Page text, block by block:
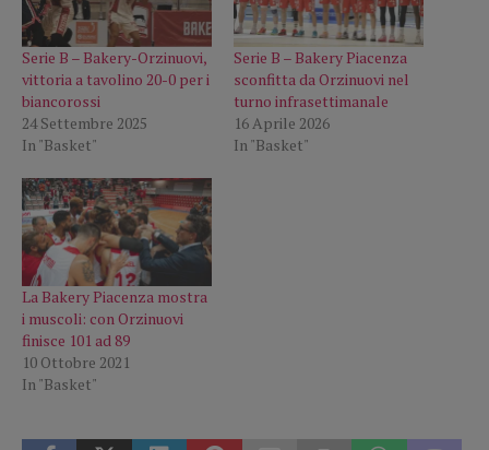
Serie B – Bakery-Orzinuovi,
vittoria a tavolino 20-0 per i
biancorossi
24 Settembre 2025
In "Basket"
Serie B – Bakery Piacenza
sconfitta da Orzinuovi nel
turno infrasettimanale
16 Aprile 2026
In "Basket"
La Bakery Piacenza mostra
i muscoli: con Orzinuovi
finisce 101 ad 89
10 Ottobre 2021
In "Basket"